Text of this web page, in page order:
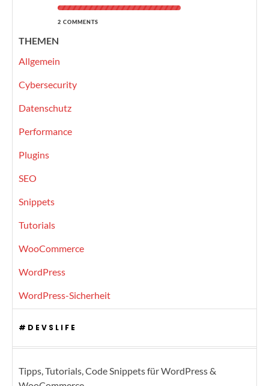
2 COMMENTS
THEMEN
Allgemein
Cybersecurity
Datenschutz
Performance
Plugins
SEO
Snippets
Tutorials
WooCommerce
WordPress
WordPress-Sicherheit
#DEVSLIFE
Tipps, Tutorials, Code Snippets für WordPress &